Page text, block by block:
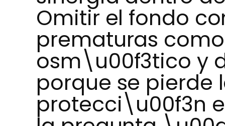
Omitir el fondo
prematuras
osm\u00f3tico y
porque se pierde
protecci\u00f3n